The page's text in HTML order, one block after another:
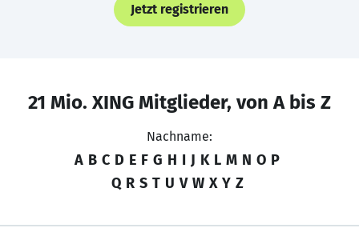
Jetzt registrieren
21 Mio. XING Mitglieder, von A bis Z
Nachname:
A B C D E F G H I J K L M N O P
Q R S T U V W X Y Z